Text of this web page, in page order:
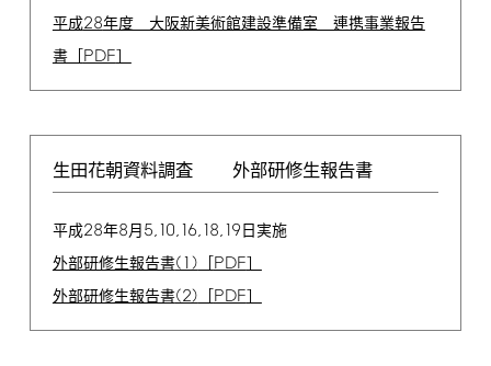
平成28年度 大阪新美術館建設準備室 連携事業報告
書［ PDF
生田花朝資料調査 外部研修生報告書
平成28年8月 5,10,16,18,19日実施
外部研修生報告書(1) PDF
外部研修生報告書(2) PDF